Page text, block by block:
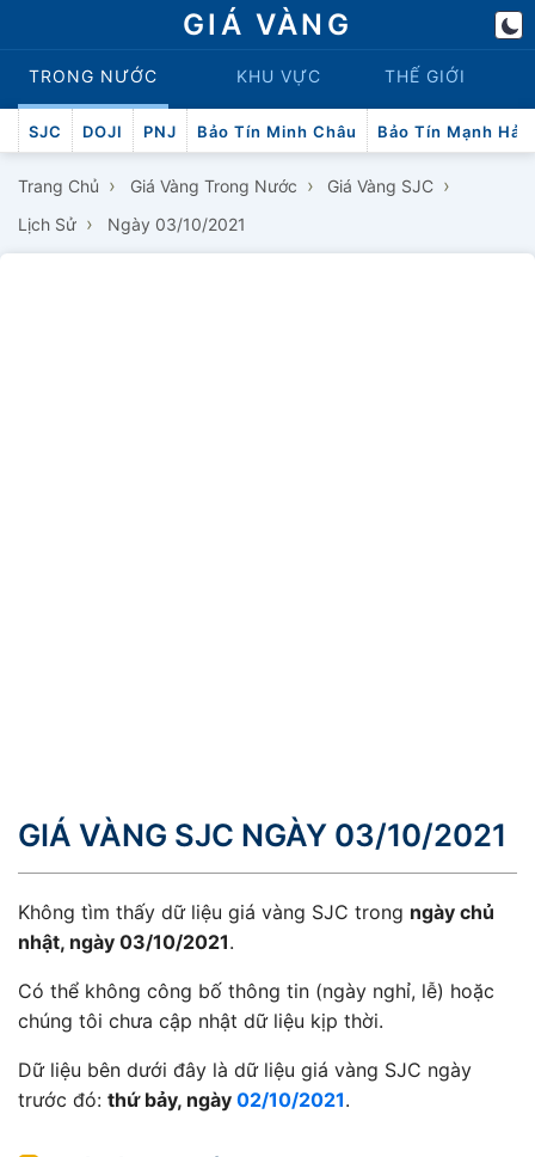
GIÁ VÀNG
TRONG NƯỚC KHU VỰC THẾ GIỚI
SJC DOJI PNJ Bảo Tín Minh Châu Bảo Tín Mạnh Hải
Trang Chủ › Giá Vàng Trong Nước › Giá Vàng SJC ›
Lịch Sử › Ngày 03/10/2021
GIÁ VÀNG SJC NGÀY 03/10/2021
Không tìm thấy dữ liệu giá vàng SJC trong ngày chủ
nhật, ngày 03/10/2021.
Có thể không công bố thông tin (ngày nghỉ, lễ) hoặc
chúng tôi chưa cập nhật dữ liệu kịp thời.
Dữ liệu bên dưới đây là dữ liệu giá vàng SJC ngày
trước đó: thứ bảy, ngày 02/10/2021.